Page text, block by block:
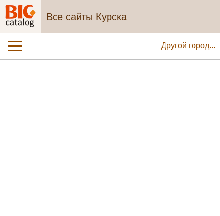
Все сайты Курска
Другой город...